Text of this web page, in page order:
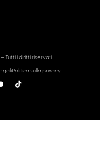
Tutti i diritti riservati
Politica sulla privacy